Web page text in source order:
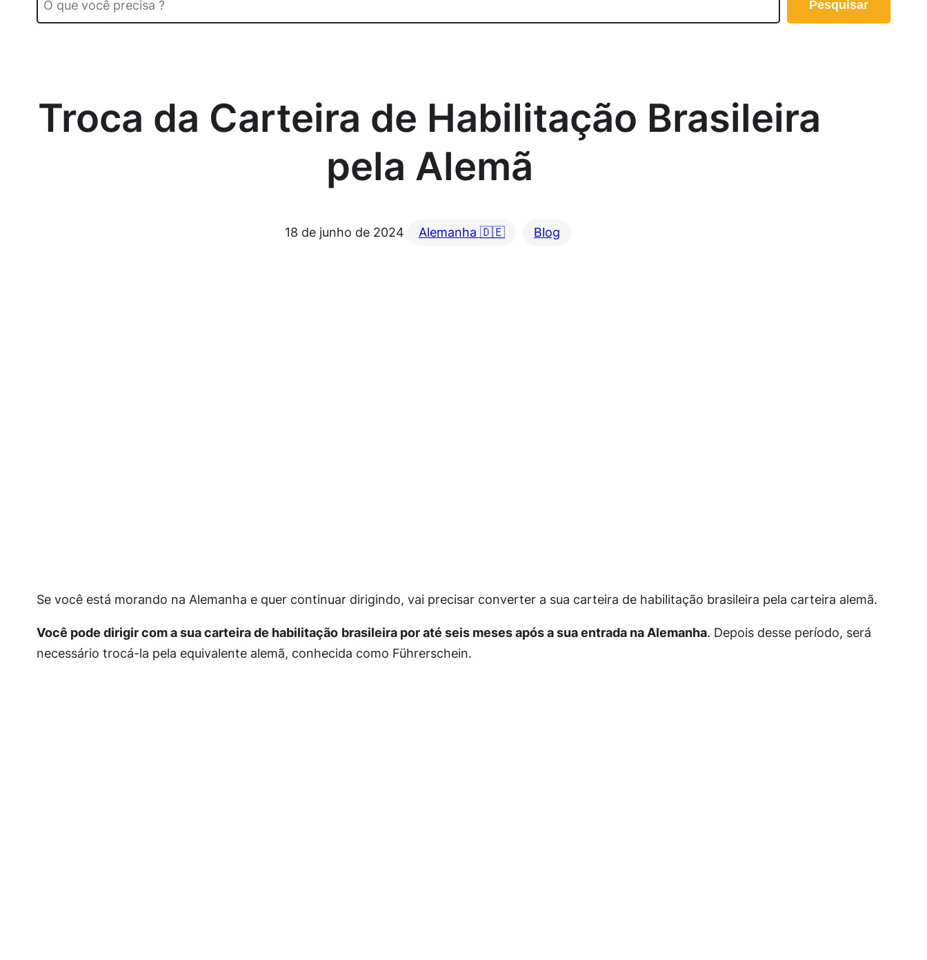
Pesquisar
Troca da Carteira de Habilitação Brasileira
pela Alemã
18 de junho de 2024 Alemanha 🇩🇪 Blog
Se você está morando na Alemanha e quer continuar dirigindo, vai precisar converter a sua carteira de habilitação brasileira pela carteira alemã.
Você pode dirigir com a sua carteira de habilitação brasileira por até seis meses após a sua entrada na Alemanha. Depois desse período, será
necessário trocá-la pela equivalente alemã, conhecida como Führerschein.